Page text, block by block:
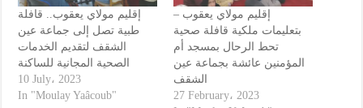
إقليم مولاي يعقوب.. قافلة
طبية تصل إلى جماعة عين
الشقف لتقديم الخدمات
الصحية المجانية للساكنة
10 July، 2023
In "Moulay Yaâcoub"
إقليم مولاي يعقوب –
بتعليمات ملكية قافلة صحية
تحط الرحال بمسجد أم
المؤمنين عائشة بجماعة عين
الشقف
27 February، 2023